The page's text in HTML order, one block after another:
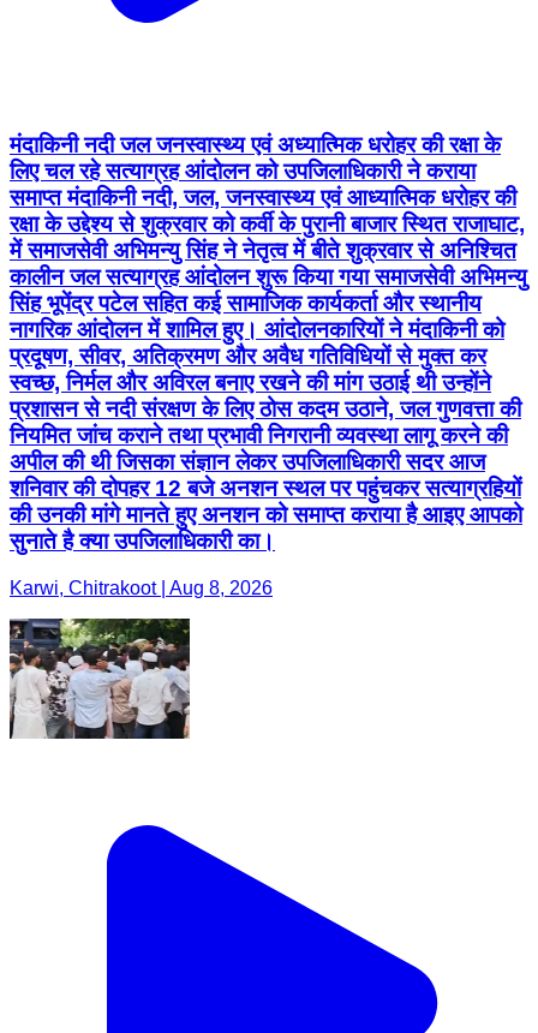
मंदाकिनी नदी जल जनस्वास्थ्य एवं अध्यात्मिक धरोहर की रक्षा के
लिए चल रहे सत्याग्रह आंदोलन को उपजिलाधिकारी ने कराया
समाप्त मंदाकिनी नदी, जल, जनस्वास्थ्य एवं आध्यात्मिक धरोहर की
रक्षा के उद्देश्य से शुक्रवार को कर्वी के पुरानी बाजार स्थित राजाघाट,
में समाजसेवी अभिमन्यु सिंह ने नेतृत्व में बीते शुक्रवार से अनिश्चित
कालीन जल सत्याग्रह आंदोलन शुरू किया गया समाजसेवी अभिमन्यु
सिंह भूपेंद्र पटेल सहित कई सामाजिक कार्यकर्ता और स्थानीय
नागरिक आंदोलन में शामिल हुए। आंदोलनकारियों ने मंदाकिनी को
प्रदूषण, सीवर, अतिक्रमण और अवैध गतिविधियों से मुक्त कर
स्वच्छ, निर्मल और अविरल बनाए रखने की मांग उठाई थी उन्होंने
प्रशासन से नदी संरक्षण के लिए ठोस कदम उठाने, जल गुणवत्ता की
नियमित जांच कराने तथा प्रभावी निगरानी व्यवस्था लागू करने की
अपील की थी जिसका संज्ञान लेकर उपजिलाधिकारी सदर आज
शनिवार की दोपहर 12 बजे अनशन स्थल पर पहुंचकर सत्याग्रहियों
की उनकी मांगे मानते हुए अनशन को समाप्त कराया है आइए आपको
सुनाते है क्या उपजिलाधिकारी का।
Karwi, Chitrakoot | Aug 8, 2026